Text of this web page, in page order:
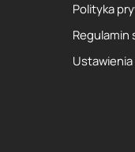
Polityka